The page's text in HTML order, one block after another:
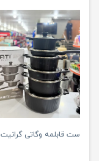
ست قابلمه وگاتی گرانیت SRP